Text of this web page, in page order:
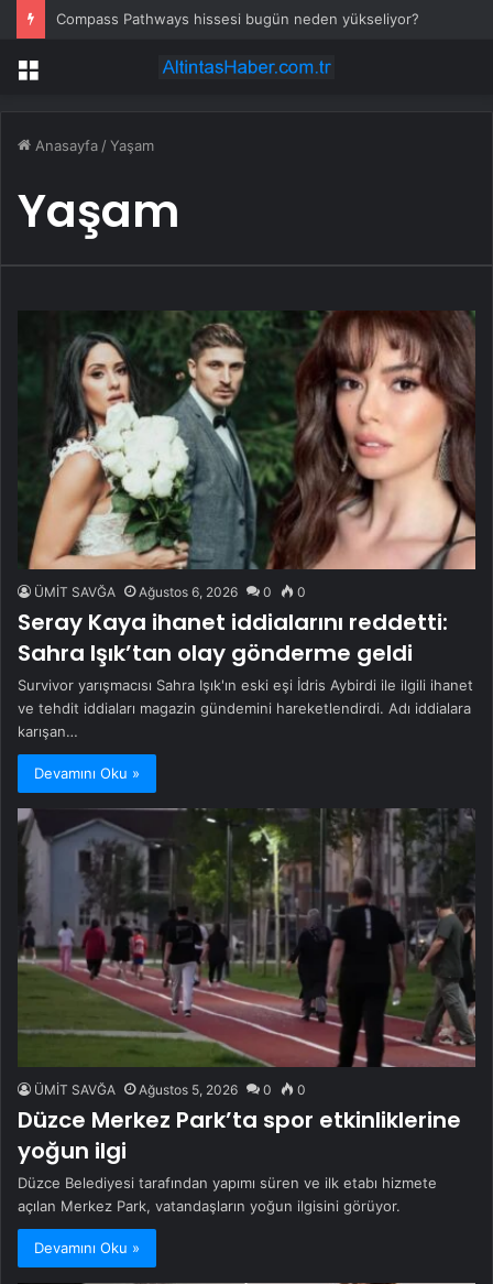
Compass Pathways hissesi bugün neden yükseliyor?
Menü
Anasayfa /Yaşam
Yaşam
ÜMİT SAVĞA Ağustos 6, 2026 0 0
Seray Kaya ihanet iddialarını reddetti:
Sahra Işık’tan olay gönderme geldi
Survivor yarışmacısı Sahra Işık'ın eski eşi İdris Aybirdi ile ilgili ihanet
ve tehdit iddiaları magazin gündemini hareketlendirdi. Adı iddialara
karışan…
Devamını Oku »
ÜMİT SAVĞA Ağustos 5, 2026 0 0
Düzce Merkez Park’ta spor etkinliklerine
yoğun ilgi
Düzce Belediyesi tarafından yapımı süren ve ilk etabı hizmete
açılan Merkez Park, vatandaşların yoğun ilgisini görüyor.
Devamını Oku »